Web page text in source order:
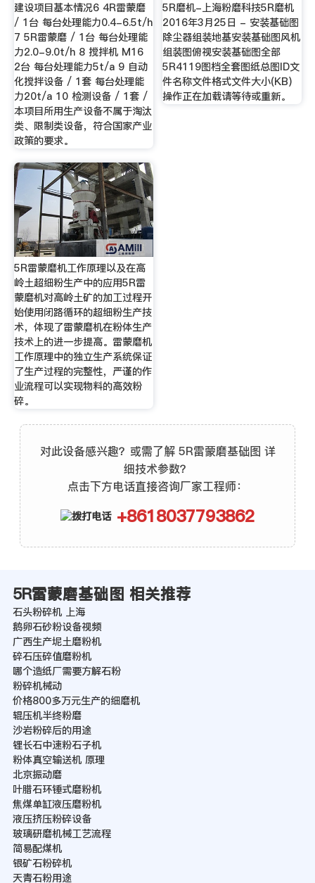
建设项目基本情况6 4R雷蒙磨
/ 1台 每台处理能力0.4-6.5t/h
7 5R雷蒙磨 / 1台 每台处理能
力2.0-9.0t/h 8 搅拌机 M16
2台 每台处理能力5t/a 9 自动
化搅拌设备 / 1套 每台处理能
力20t/a 10 检测设备 / 1套 /
本项目所用生产设备不属于淘汰
类、限制类设备，符合国家产业
政策的要求。
5R磨机-上海粉磨科技5R磨机
2016年3月25日 - 安装基础图
除尘器组装地基安装基础图风机
组装图俯视安装基础图全部
5R4119图档全套图纸总图ID文
件名称文件格式文件大小(KB)
操作正在加载请等待或重新。
5R雷蒙磨机工作原理以及在高
岭土超细粉生产中的应用5R雷
蒙磨机对高岭土矿的加工过程开
始使用闭路循环的超细粉生产技
术，体现了雷蒙磨机在粉体生产
技术上的进一步提高。雷蒙磨机
工作原理中的独立生产系统保证
了生产过程的完整性，严谨的作
业流程可以实现物料的高效粉
碎。
对此设备感兴趣？或需了解 5R雷蒙磨基础图 详
细技术参数？
点击下方电话直接咨询厂家工程师：
+8618037793862
5R雷蒙磨基础图 相关推荐
石头粉碎机 上海
鹅卵石砂粉设备视频
广西生产坭土磨粉机
碎石压碎值磨粉机
哪个造纸厂需要方解石粉
粉碎机械动
价格800多万元生产的细磨机
辊压机半终粉磨
沙岩粉碎后的用途
锂长石中速粉石子机
粉体真空输送机 原理
北京振动磨
叶腊石环锤式磨粉机
焦煤单缸液压磨粉机
液压挤压粉碎设备
玻璃研磨机械工艺流程
简易配煤机
银矿石粉碎机
天青石粉用途